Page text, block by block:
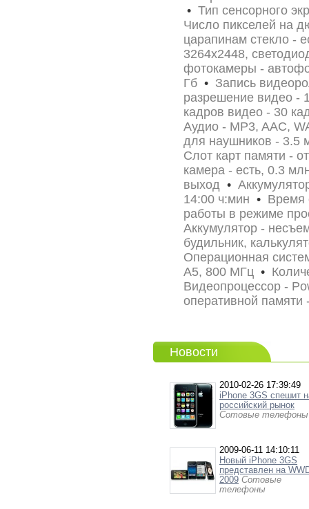
• Тип сенсорного
Число пикселей на
царапинам стекло -
3264x2448,
фотокамеры -
Гб • Запись
разрешение видео -
кадров видео - 30
Аудио - MP3, AAC,
для наушников -
Слот карт памяти -
камера - есть, 0.3
выход •
14:00 ч:мин • Время
работы в режиме
Аккумулятор -
будильник,
Операционная
A5, 800 МГц •
Видеопроцессор -
оперативной памяти
Новости
2010-02-26 17:39:49
iPhone 3GS спешит
российский рынок
Сотовые телефоны
2009-06-11 14:10:11
Новый iPhone 3GS
представлен на
2009 Сотовые
телефоны